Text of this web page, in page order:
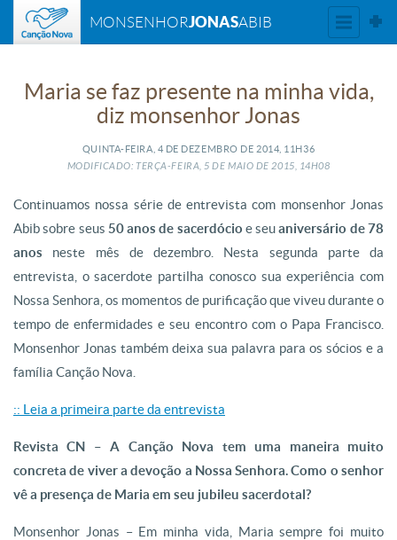
MONSENHORJONASABIB
Maria se faz presente na minha vida,
diz monsenhor Jonas
QUINTA-FEIRA, 4 DE DEZEMBRO DE 2014, 11H36
MODIFICADO: TERÇA-FEIRA, 5 DEMAIO DE2015, 14H08
Continuamos nossa série de entrevista com monsenhor Jonas
Abib sobre seus 50 anos de sacerdócio e seuaniversário de 78
anos neste mês de dezembro. Nesta segunda parte da
entrevista, o sacerdote partilha conosco sua experiência com
Nossa Senhora, os momentos de purificação que viveu durante o
tempo de enfermidades e seu encontro com o Papa Francisco.
Monsenhor Jonas também deixa sua palavra para os sócios e a
família Canção Nova.
:: Leia a primeira parte da entrevista
Revista CN – A Canção Nova tem uma maneira muito
concreta de viver a devoção a Nossa Senhora. Como o senhor
vê a presença de Maria em seu jubileu sacerdotal?
Monsenhor Jonas – Em minha vida, Maria sempre foi muito